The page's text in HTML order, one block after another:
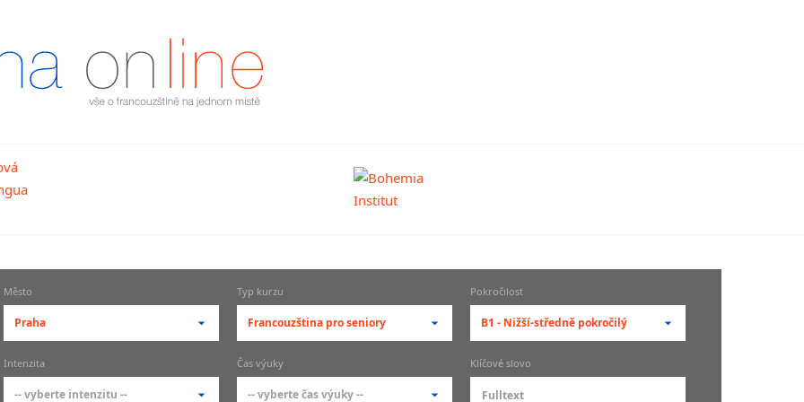
Město
Praha
-- vyberte město --
pražské městské části
Typ kurzu
Francouzština pro seniory
-- vyberte typ --
základní členění kurzů
Pokročilost
B1 - Nižší-středně pokročilý
-- vyberte pokročilost --
Intenzita
-- vyberte intenzitu --
Čas výuky
-- vyberte čas výuky --
Klíčové slovo